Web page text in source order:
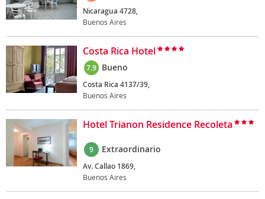
Nicaragua 4728,
Buenos Aires
Costa Rica Hotel
7.9 Bueno
Costa Rica 4137/39,
Buenos Aires
Hotel Trianon Residence Recoleta
9 Extraordinario
Av. Callao 1869,
Buenos Aires